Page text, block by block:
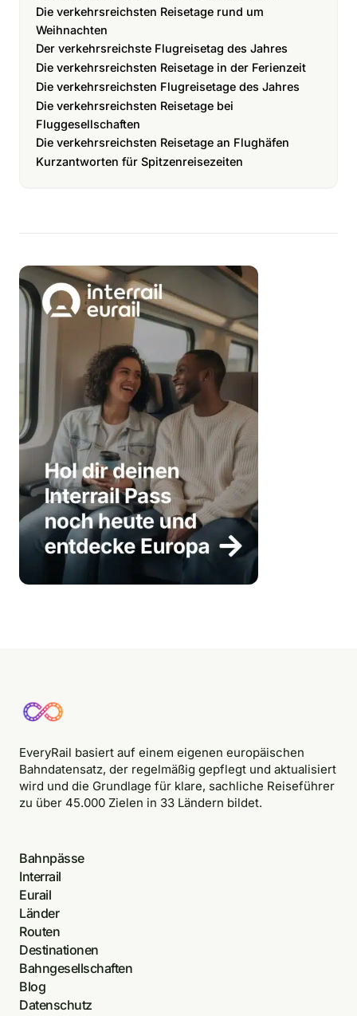
Die verkehrsreichsten Reisetage rund um
Weihnachten
Der verkehrsreichste Flugreisetag des Jahres
Die verkehrsreichsten Reisetage in der Ferienzeit
Die verkehrsreichsten Flugreisetage des Jahres
Die verkehrsreichsten Reisetage bei
Fluggesellschaften
Die verkehrsreichsten Reisetage an Flughäfen
Kurzantworten für Spitzenreisezeiten
EveryRail basiert auf einem eigenen europäischen
Bahndatensatz, der regelmäßig gepflegt und aktualisiert
wird und die Grundlage für klare, sachliche Reiseführer
zu über 45.000 Zielen in 33 Ländern bildet.
Bahnpässe
Interrail
Eurail
Länder
Routen
Destinationen
Bahngesellschaften
Blog
Datenschutz